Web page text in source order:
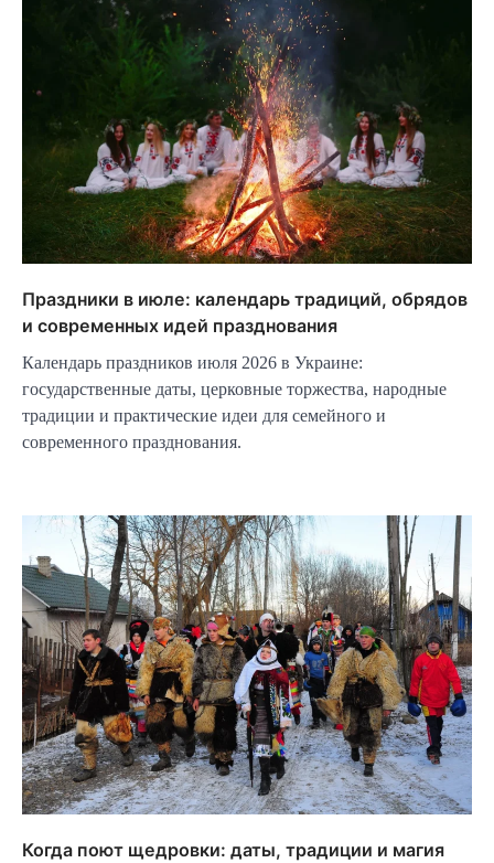
Праздники в июле: календарь традиций, обрядов
и современных идей празднования
Календарь праздников июля 2026 в Украине:
государственные даты, церковные торжества, народные
традиции и практические идеи для семейного и
современного празднования.
Когда поют щедровки: даты, традиции и магия